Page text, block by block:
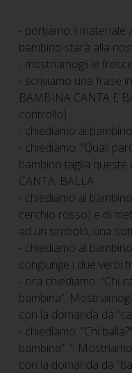
- portiamo il materiale
bambino starà alla
- mostriamogli le
- scriviamo una frase
BAMBINA CANTA E
controllo)
- chiediamo al
- chiediamo: “Quali
bambino taglia
CANTA, BALLA
- chiediamo al
cerchio rosso) e di
ad un simbolo, una
- chiediamo al
congiunge i due verbi
- ora chiediamo: “Chi
bambina”.
con la domanda da
- chiediamo: “Chi
bambina”. ”.
con la domanda da